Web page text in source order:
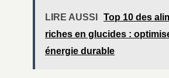
LIRE AUSSI
Top 10 des
riches en glucides :
énergie durable